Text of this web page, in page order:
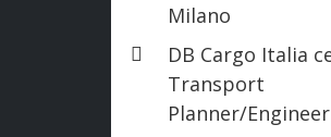
Milano
DB Cargo Italia
Transport
Planner/Engineer